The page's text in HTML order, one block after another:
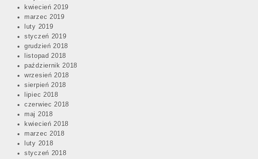
kwiecień 2019
marzec 2019
luty 2019
styczeń 2019
grudzień 2018
listopad 2018
październik 2018
wrzesień 2018
sierpień 2018
lipiec 2018
czerwiec 2018
maj 2018
kwiecień 2018
marzec 2018
luty 2018
styczeń 2018